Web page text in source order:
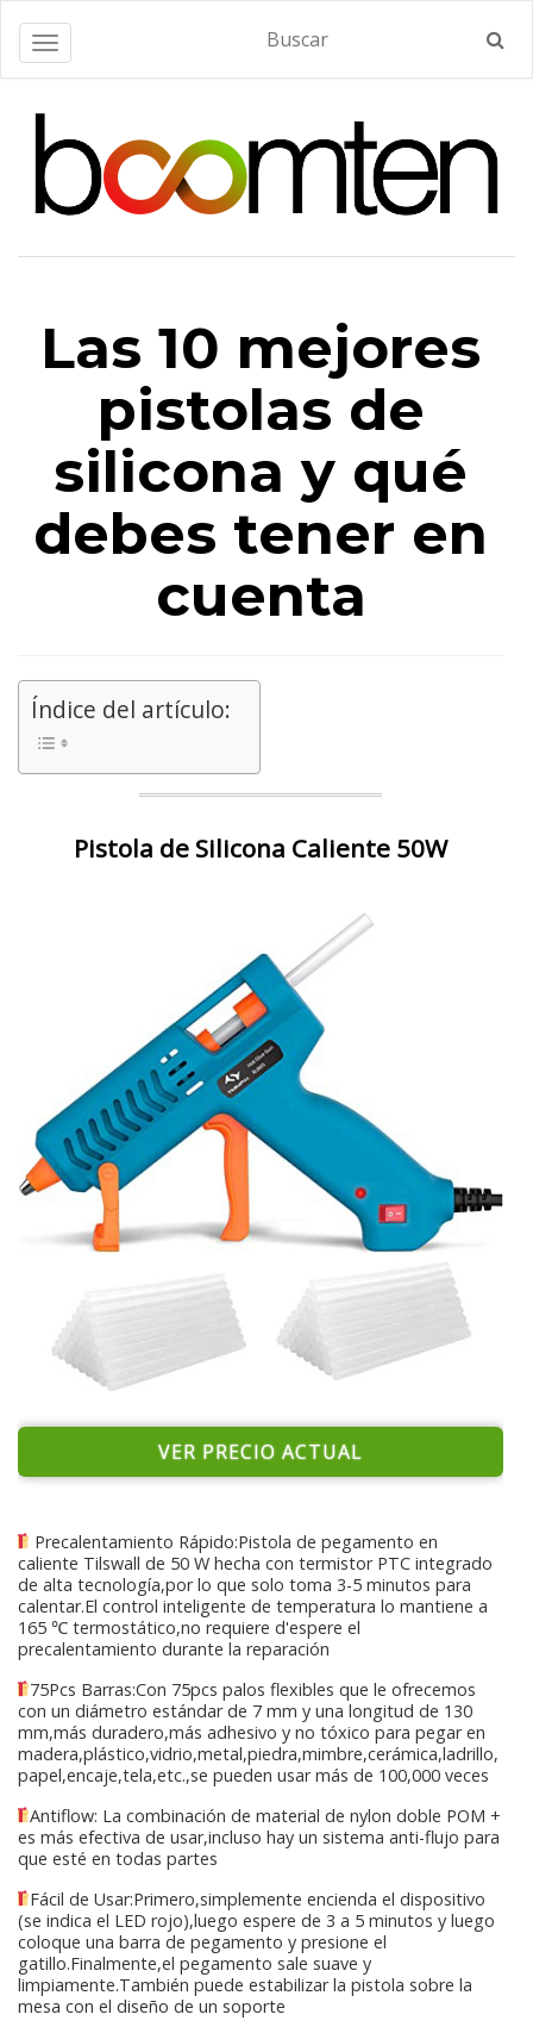
Alternar navegación
Las 10 mejores
pistolas de
silicona y qué
debes tener en
cuenta
Índice del artículo:
Pistola de Silicona Caliente 50W
VER PRECIO ACTUAL
Precalentamiento Rápido:Pistola de pegamento en
caliente Tilswall de 50 W hecha con termistor PTC integrado
de alta tecnología,por lo que solo toma 3-5 minutos para
calentar.El control inteligente de temperatura lo mantiene a
165 ℃ termostático,no requiere d'espere el
precalentamiento durante la reparación
75Pcs Barras:Con 75pcs palos flexibles que le ofrecemos
con un diámetro estándar de 7 mm y una longitud de 130
mm,más duradero,más adhesivo y no tóxico para pegar en
madera,plástico,vidrio,metal,piedra,mimbre,cerámica,ladrillo,
papel,encaje,tela,etc.,se pueden usar más de 100,000 veces
Antiflow: La combinación de material de nylon doble POM +
es más efectiva de usar,incluso hay un sistema anti-flujo para
que esté en todas partes
Fácil de Usar:Primero,simplemente encienda el dispositivo
(se indica el LED rojo),luego espere de 3 a 5 minutos y luego
coloque una barra de pegamento y presione el
gatillo.Finalmente,el pegamento sale suave y
limpiamente.También puede estabilizar la pistola sobre la
mesa con el diseño de un soporte